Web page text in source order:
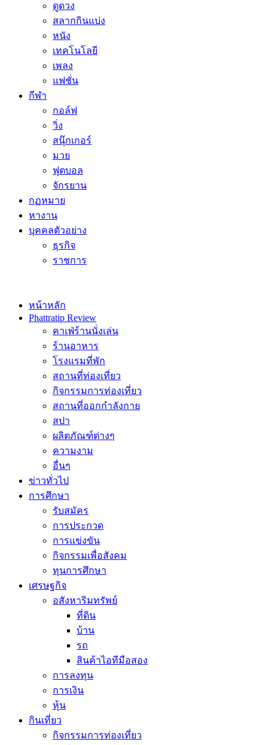
ดูดวง
สลากกินแบ่ง
หนัง
เทคโนโลยี
เพลง
แฟชั่น
กีฬา
กอล์ฟ
วิ่ง
สนุ๊กเกอร์
มวย
ฟุตบอล
จักรยาน
กฏหมาย
หางาน
บุคคลตัวอย่าง
ธุรกิจ
ราชการ
หน้าหลัก
Phattratip Review
คาเฟ่ร้านนั่งเล่น
ร้านอาหาร
โรงแรมที่พัก
สถานที่ท่องเที่ยว
กิจกรรมการท่องเที่ยว
สถานที่ออกกำลังกาย
สปา
ผลิตภัณฑ์ต่างๆ
ความงาม
อื่นๆ
ข่าวทั่วไป
การศึกษา
รับสมัคร
การประกวด
การแข่งขัน
กิจกรรมเพื่อสังคม
ทุนการศึกษา
เศรษฐกิจ
อสังหาริมทรัพย์
ที่ดิน
บ้าน
รถ
สินค้าไอทีมือสอง
การลงทุน
การเงิน
หุ้น
กินเที่ยว
กิจกรรมการท่องเที่ยว